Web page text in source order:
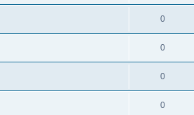
0
0
0
0